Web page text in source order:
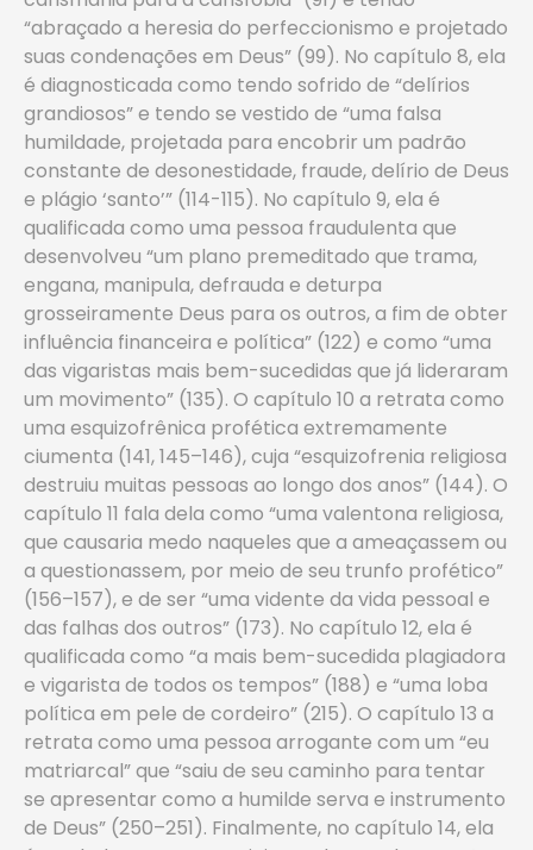
“abraçado a heresia do perfeccionismo e projetado
suas condenações em Deus” (99). No capítulo 8, ela
é diagnosticada como tendo sofrido de “delírios
grandiosos” e tendo se vestido de “uma falsa
humildade, projetada para encobrir um padrão
constante de desonestidade, fraude, delírio de Deus
e plágio ‘santo’” (114-115). No capítulo 9, ela é
qualificada como uma pessoa fraudulenta que
desenvolveu “um plano premeditado que trama,
engana, manipula, defrauda e deturpa
grosseiramente Deus para os outros, a fim de obter
influência financeira e política” (122) e como “uma
das vigaristas mais bem-sucedidas que já lideraram
um movimento” (135). O capítulo 10 a retrata como
uma esquizofrênica profética extremamente
ciumenta (141, 145–146), cuja “esquizofrenia religiosa
destruiu muitas pessoas ao longo dos anos” (144). O
capítulo 11 fala dela como “uma valentona religiosa,
que causaria medo naqueles que a ameaçassem ou
a questionassem, por meio de seu trunfo profético”
(156–157), e de ser “uma vidente da vida pessoal e
das falhas dos outros” (173). No capítulo 12, ela é
qualificada como “a mais bem-sucedida plagiadora
e vigarista de todos os tempos” (188) e “uma loba
política em pele de cordeiro” (215). O capítulo 13 a
retrata como uma pessoa arrogante com um “eu
matriarcal” que “saiu de seu caminho para tentar
se apresentar ­como a humilde serva e instrumento
de Deus” (250–251). Finalmente, no capítulo 14, ela